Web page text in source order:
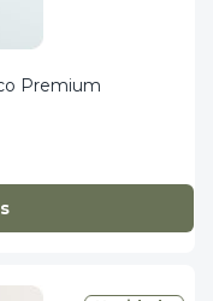
Premium